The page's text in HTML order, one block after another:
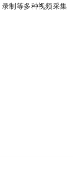
录制等多种视频采集